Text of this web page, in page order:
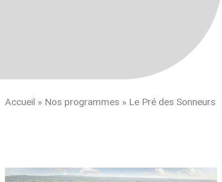
Accueil » Nos programmes » Le Pré des Sonneurs